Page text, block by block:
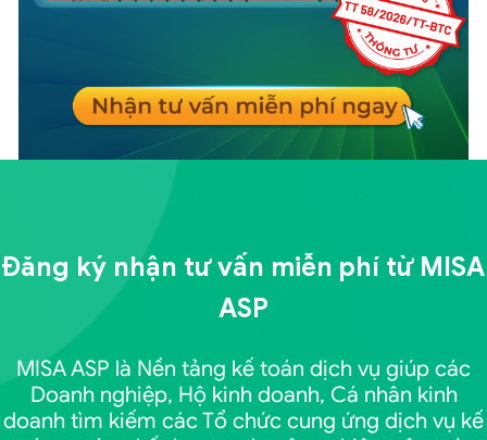
Đăng ký nhận tư vấn miễn phí từ MISA
ASP
MISA ASP là Nền tảng kế toán dịch vụ giúp các
Doanh nghiệp, Hộ kinh doanh, Cá nhân kinh
doanh tìm kiếm các Tổ chức cung ứng dịch vụ kế